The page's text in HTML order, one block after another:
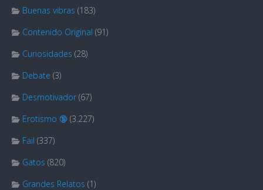
Buenas vibras (183)
Contenido Original (91)
Curiosidades (28)
Debate (3)
Desmotivador (67)
Erotismo 🔞 (3.227)
Fail (337)
Gatos (820)
Grandes Relatos (1)